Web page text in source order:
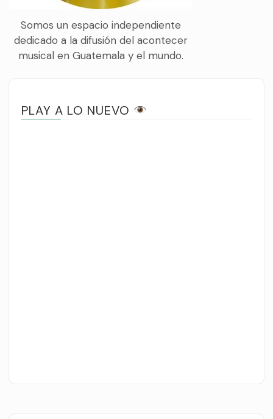
Somos un espacio independiente
dedicado a la difusión del acontecer
musical en Guatemala y el mundo.
PLAY A LO NUEVO